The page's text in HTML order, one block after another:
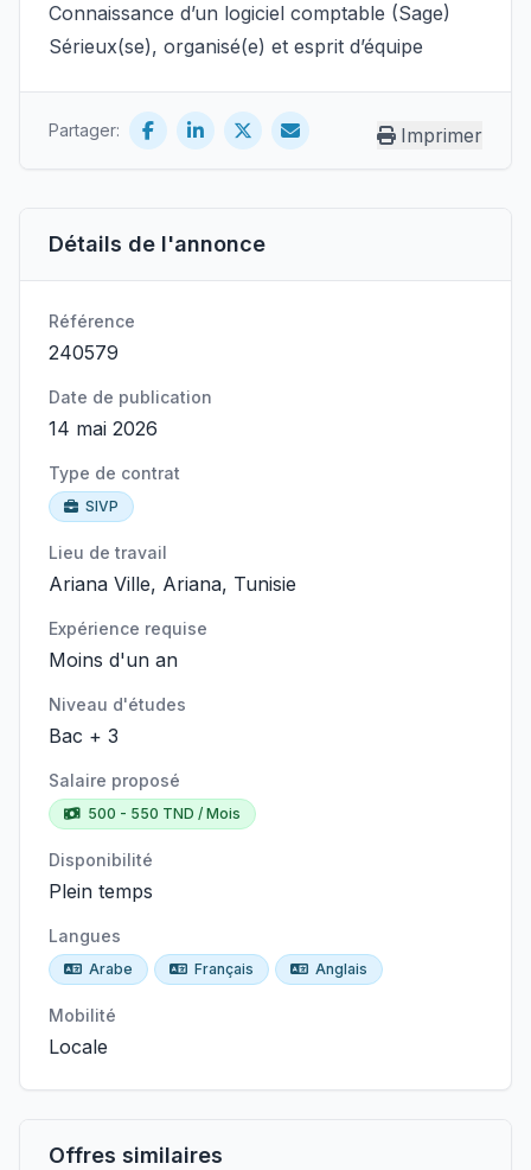
Détails de l'annonce
Référence
240579
Date de publication
14 mai 2026
Type de contrat
SIVP
Lieu de travail
Ariana Ville, Ariana, Tunisie
Expérience requise
Moins d'un an
Niveau d'études
Bac + 3
Salaire proposé
500 - 550 TND / Mois
Disponibilité
Plein temps
Langues
Arabe Français Anglais
Mobilité
Locale
Offres similaires
Connaissance d’un logiciel comptable (Sage)
Sérieux(se), organisé(e) et esprit d’équipe
Partager: Imprimer